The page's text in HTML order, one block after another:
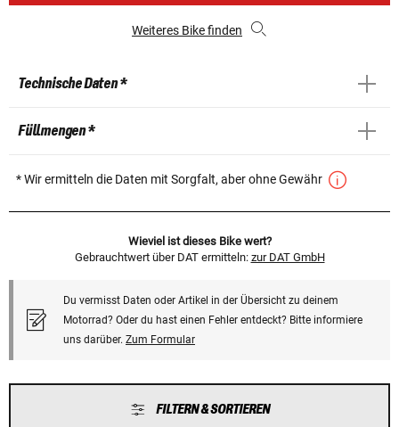
Weiteres Bike finden
Technische Daten *
Füllmengen *
* Wir ermitteln die Daten mit Sorgfalt, aber ohne Gewähr
Wieviel ist dieses Bike wert?
Gebrauchtwert über DAT ermitteln: zur DAT GmbH
Du vermisst Daten oder Artikel in der Übersicht zu deinem
Motorrad? Oder du hast einen Fehler entdeckt? Bitte informiere
uns darüber. Zum Formular
FILTERN & SORTIEREN